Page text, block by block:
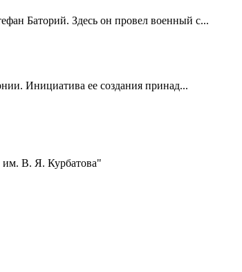
Баторий. Здесь он провел военный с...
Инициатива ее создания принад...
им. В. Я. Курбатова"